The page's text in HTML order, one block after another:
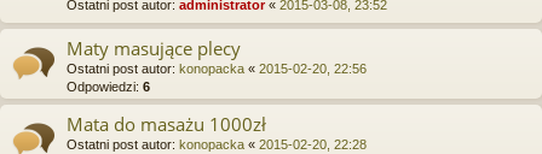
Ostatni post autor: administrator« 2015-03-08, 23:52
Maty masujące plecy
Ostatni post autor: konopacka « 2015-02-20, 22:56
Odpowiedzi: 6
Mata do masażu 1000zł
Ostatni post autor: konopacka « 2015-02-20, 22:28